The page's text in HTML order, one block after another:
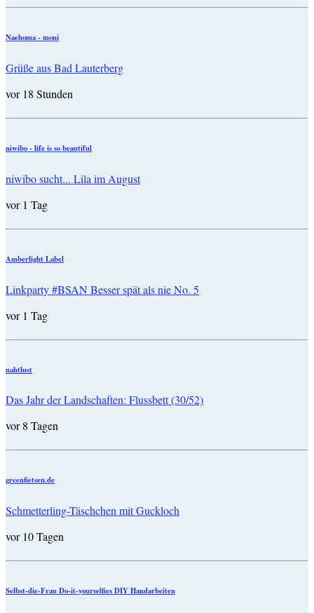
Naehoma - moni
Grüße aus Bad Lauterberg
vor 18 Stunden
niwibo - life is so beautiful
niwibo sucht... Lila im August
vor 1 Tag
Amberlight Label
Linkparty #BSAN Besser spät als nie No. 5
vor 1 Tag
nahtlust
Das Jahr der Landschaften: Flussbett (30/52)
vor 8 Tagen
greenfietsen.de
Schmetterling-Täschchen mit Guckloch
vor 10 Tagen
Selbst-die-Frau Do-it-yourselfies DIY Handarbeiten